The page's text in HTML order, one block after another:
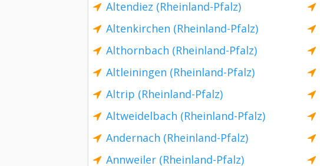
Altendiez (Rheinland-Pfalz)
Altenkirchen (Rheinland-Pfalz)
Althornbach (Rheinland-Pfalz)
Altleiningen (Rheinland-Pfalz)
Altrip (Rheinland-Pfalz)
Altweidelbach (Rheinland-Pfalz)
Andernach (Rheinland-Pfalz)
Annweiler (Rheinland-Pfalz)